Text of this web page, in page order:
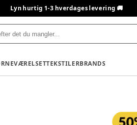
Lyn hurtig 1-3 hverdages levering 🚚
TEKSTILERBRANDS